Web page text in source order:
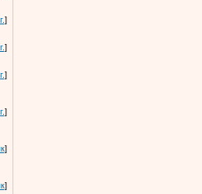
]
]
]
]
]
]